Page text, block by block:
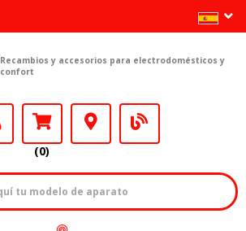
Recambios y accesorios para electrodomésticos y
confort
(0)